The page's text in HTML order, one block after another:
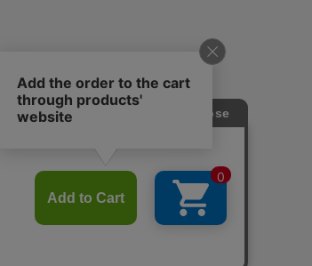
ご利用規約